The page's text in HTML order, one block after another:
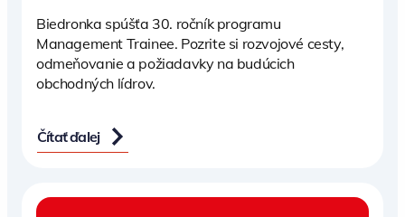
Biedronka spúšťa 30. ročník programu
Management Trainee. Pozrite si rozvojové cesty,
odmeňovanie a požiadavky na budúcich
obchodných lídrov.
Čítať ďalej